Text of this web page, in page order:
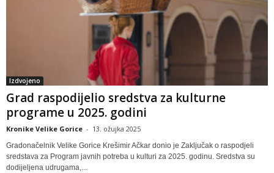
Izdvojeno
Grad raspodijelio sredstva za kulturne
programe u 2025. godini
Kronike Velike Gorice - 13. ožujka 2025
Gradonačelnik Velike Gorice Krešimir Ačkar donio je Zaključak o raspodjeli
sredstava za Program javnih potreba u kulturi za 2025. godinu. Sredstva su
dodijeljena udrugama,...